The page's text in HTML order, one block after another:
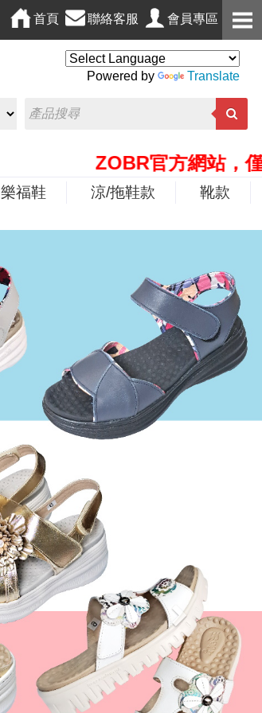
會員專區
聯絡客服
首頁
Powered by Translate
ZOBR官方網站，僅此唯一
樂福鞋 涼/拖鞋款
靴款
t